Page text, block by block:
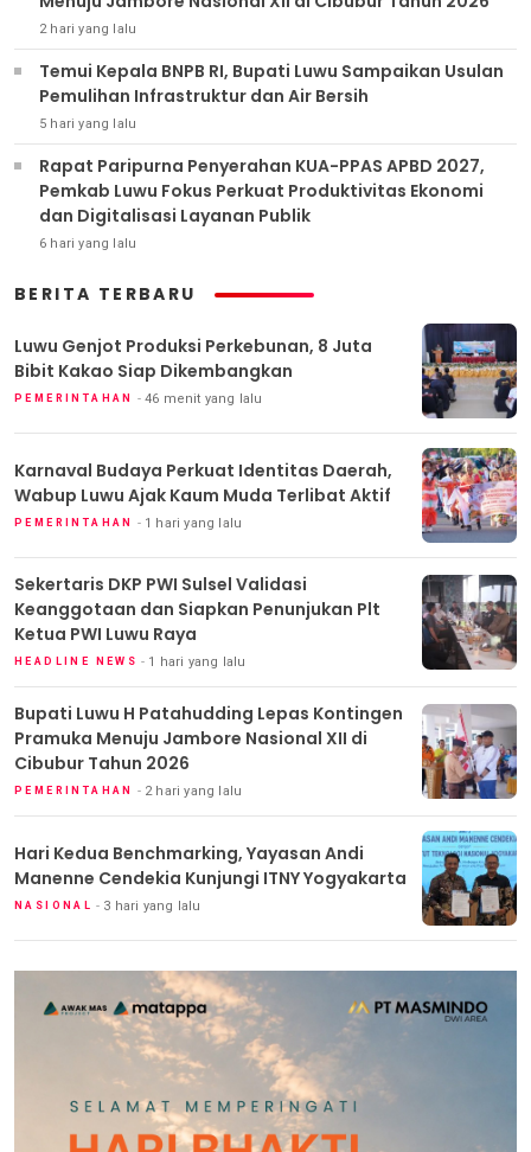
2 hari yang lalu
Temui Kepala BNPB RI, Bupati Luwu Sampaikan Usulan
Pemulihan Infrastruktur dan Air Bersih
5 hari yang lalu
Rapat Paripurna Penyerahan KUA-PPAS APBD 2027,
Pemkab Luwu Fokus Perkuat Produktivitas Ekonomi
dan Digitalisasi Layanan Publik
6 hari yang lalu
BERITA TERBARU
Luwu Genjot Produksi Perkebunan, 8 Juta
Bibit Kakao Siap Dikembangkan
PEMERINTAHAN 46 menit yang lalu
Karnaval Budaya Perkuat Identitas Daerah,
Wabup Luwu Ajak Kaum Muda Terlibat Aktif
PEMERINTAHAN 1 hari yang lalu
Sekertaris DKP PWI Sulsel Validasi
Keanggotaan dan Siapkan Penunjukan Plt
Ketua PWI Luwu Raya
HEADLINE NEWS 1 hari yang lalu
Bupati Luwu H Patahudding Lepas Kontingen
Pramuka Menuju Jambore Nasional XII di
Cibubur Tahun 2026
PEMERINTAHAN 2 hari yang lalu
Hari Kedua Benchmarking, Yayasan Andi
Manenne Cendekia Kunjungi ITNY Yogyakarta
NASIONAL 3 hari yang lalu